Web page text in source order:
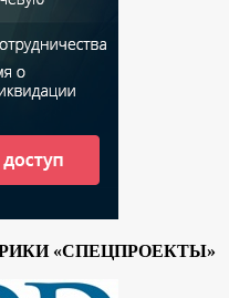
«СПЕЦПРОЕКТЫ»